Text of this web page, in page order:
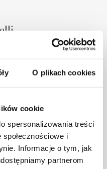
O plikach cookies
cookie
spersonalizowania treści
i
Informacje o tym, jak
partnerom